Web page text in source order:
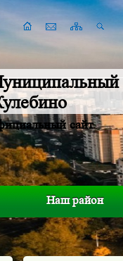
сайт
Наш район